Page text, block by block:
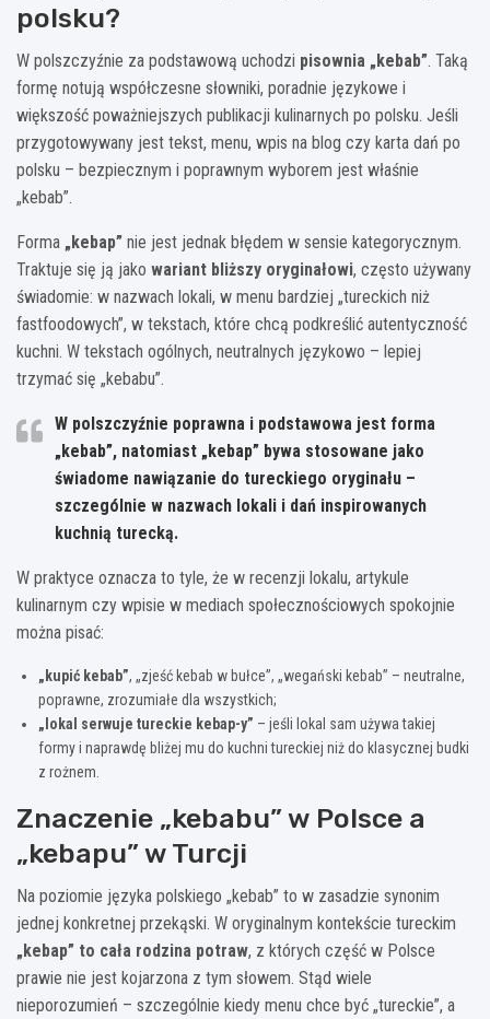
polsku?
W polszczyźnie za podstawową uchodzi pisownia „kebab”. Taką
formę notują współczesne słowniki, poradnie językowe i
większość poważniejszych publikacji kulinarnych po polsku. Jeśli
przygotowywany jest tekst, menu, wpis na blog czy karta dań po
polsku – bezpiecznym i poprawnym wyborem jest właśnie
„kebab”.
Forma „kebap” nie jest jednak błędem w sensie kategorycznym.
Traktuje się ją jako wariant bliższy oryginałowi, często używany
świadomie: w nazwach lokali, w menu bardziej „tureckich niż
fastfoodowych”, w tekstach, które chcą podkreślić autentyczność
kuchni. W tekstach ogólnych, neutralnych językowo – lepiej
trzymać się „kebabu”.
W polszczyźnie poprawna i podstawowa jest forma
„kebab”, natomiast „kebap” bywa stosowane jako
świadome nawiązanie do tureckiego oryginału –
szczególnie w nazwach lokali i dań inspirowanych
kuchnią turecką.
W praktyce oznacza to tyle, że w recenzji lokalu, artykule
kulinarnym czy wpisie w mediach społecznościowych spokojnie
można pisać:
„kupić kebab”, „zjeść kebab w bułce”, „wegański kebab” – neutralne,
poprawne, zrozumiałe dla wszystkich;
„lokal serwuje tureckie kebap-y” – jeśli lokal sam używa takiej
formy i naprawdę bliżej mu do kuchni tureckiej niż do klasycznej budki
z rożnem.
Znaczenie „kebabu” w Polsce a
„kebapu” w Turcji
Na poziomie języka polskiego „kebab” to w zasadzie synonim
jednej konkretnej przekąski. W oryginalnym kontekście tureckim
„kebap” to cała rodzina potraw, z których część w Polsce
prawie nie jest kojarzona z tym słowem. Stąd wiele
nieporozumień – szczególnie kiedy menu chce być „tureckie”, a